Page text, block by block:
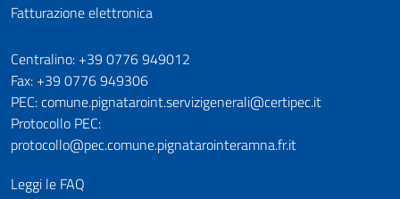
Fatturazione elettronica
Numeri utili
Centralino: +39 0776 949012
Fax: +39 0776 949306
PEC: comune.pignataroint.servizigenerali@certipec.it
Protocollo PEC:
protocollo@pec.comune.pignatarointeramna.fr.it
Leggi le FAQ